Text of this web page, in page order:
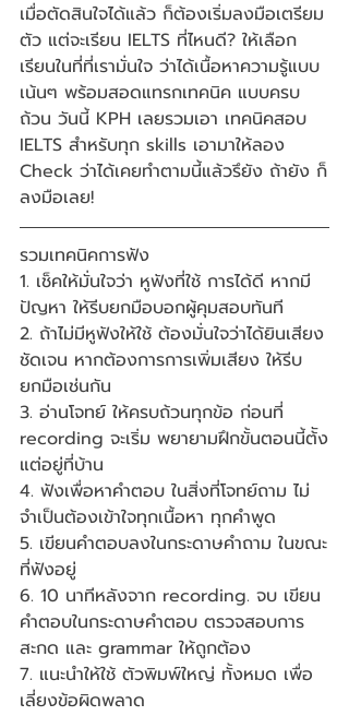
เมื่อตัดสินใจได้แล้ว ก็ต้องเริ่มลงมือเตรียม
ตัว แต่จะเรียน IELTS ที่ไหนดี? ให้เลือก
เรียนในที่ที่เรามั่นใจ ว่าได้เนื้อหาความรู้แบบ
เน้นๆ พร้อมสอดแทรกเทคนิค แบบครบ
ถ้วน วันนี้ KPH เลยรวมเอา เทคนิคสอบ
IELTS สำหรับทุก skills เอามาให้ลอง
Check ว่าได้เคยทำตามนี้แล้วรึยัง ถ้ายัง ก็
ลงมือเลย!
รวมเทคนิคการฟัง
1. เช็คให้มั่นใจว่า หูฟังที่ใช้ การได้ดี หากมี
ปัญหา ให้รีบยกมือบอกผู้คุมสอบทันที
2. ถ้าไม่มีหูฟังให้ใช้ ต้องมั่นใจว่าได้ยินเสียง
ชัดเจน หากต้องการการเพิ่มเสียง ให้รีบ
ยกมือเช่นกัน
3. อ่านโจทย์ ให้ครบถ้วนทุกข้อ ก่อนที่
recording จะเริ่ม พยายามฝึกขั้นตอนนี้ต้ัง
แต่อยู่ที่บ้าน
4. ฟังเพื่อหาคำตอบ ในสิ่งที่โจทย์ถาม ไม่
จำเป็นต้องเข้าใจทุกเนื้อหา ทุกคำพูด
5. เขียนคำตอบลงในกระดาษคำถาม ในขณะ
ที่ฟังอยู่
6. 10 นาทีหลังจาก recording. จบ เขียน
คำตอบในกระดาษคำตอบ ตรวจสอบการ
สะกด และ grammar ให้ถูกต้อง
7. แนะนำให้ใช้ ตัวพิมพ์ใหญ่ ทั้งหมด เพื่อ
เลี่ยงข้อผิดพลาด